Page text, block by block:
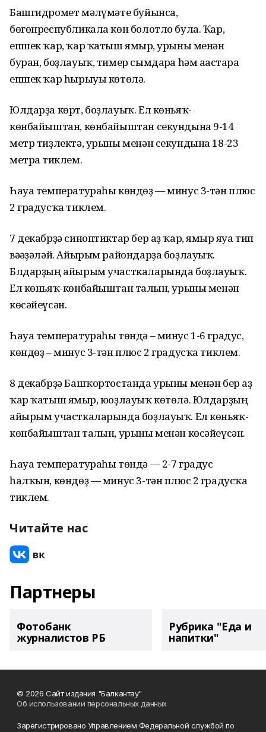
Башгидромет мәғлүмәте буйынса,
бөгөнреспубликала көн болотло була. Ҡар,
епшек ҡар, ҡар ҡатыш ямғыр, урыны менән
буран, боҙлауыҡ, тимер сымдарға һәм ағастарға
епшек ҡар һырыуы көтөлә.
Юлдарҙа көрт, боҙлауыҡ. Ел көньяҡ-
көнбайыштан, көнбайыштан секундына 9-14
метр тиҙлектә, урыны менән секундына 18-23
метрға тиклем.
Һауа температураһы көндөҙ — минус 3-тән плюс
2 градусҡа тиклем.
7 декабрҙә синоптиктар бер аҙ ҡар, ямғыр яуа тип
вәғәҙәләй. Айырым райондарҙа боҙлауыҡ.
Блдарҙың айырым участкаларында боҙлауыҡ.
Ел көньяҡ-көнбайыштан талғын, урыны менән
көсәйеүсән.
Һауа температураһы төндә – минус 1-6 градус,
көндөҙ – минус 3-тән плюс 2 градусҡа тиклем.
8 декабрҙә Башҡортостанда урыны менән бер аҙ
ҡар ҡатыш ямғыр, юоҙлауыҡ көтөлә. Юлдарҙың
айырым участкаларында боҙлауыҡ. Ел көньяҡ-
көнбайыштан талғын, урыны менән көсәйеүсән.
Һауа температураһы төндә — 2-7 градус
һалҡын, көндөҙ — минус 3-тән плюс 2 градусҡа
тиклем.
Читайте нас
Партнеры
Фотобанк
журналистов РБ
Рубрика "Еда и
напитки"
© 2026 Сайт издания "Балкантау"
Об использовании персональных данных
Зарегистрировано Управлением Федеральной службой по